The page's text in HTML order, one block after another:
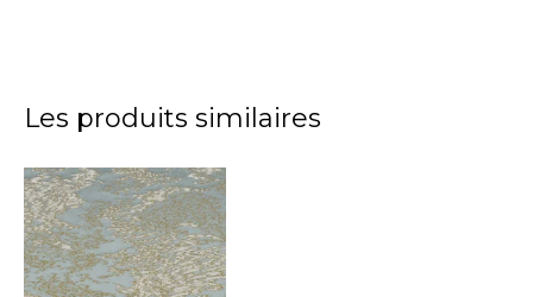
Les produits similaires